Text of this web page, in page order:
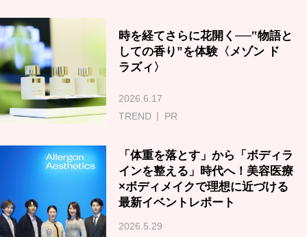
時を経てさらに花開く──‟物語と
しての香り”を体験〈メゾン ド
ラズィ〉
2026.6.17
TREND
PR
「体重を落とす」から「ボディラ
インを整える」時代へ！美容医療
×ボディメイクで理想に近づける
最新イベントレポート
2026.5.29